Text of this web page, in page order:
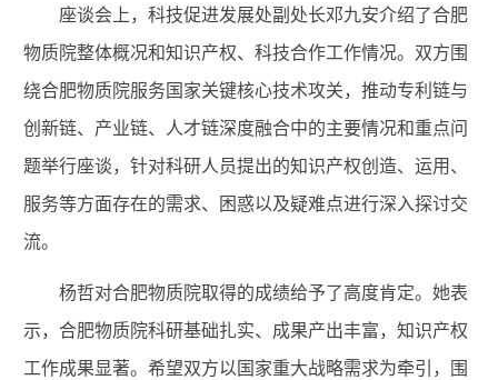
座谈会上，科技促进发展处副处长邓九安介绍了合肥
物质院整体概况和知识产权、科技合作工作情况。双方围
绕合肥物质院服务国家关键核心技术攻关，推动专利链与
创新链、产业链、人才链深度融合中的主要情况和重点问
题举行座谈，针对科研人员提出的知识产权创造、运用、
服务等方面存在的需求、困惑以及疑难点进行深入探讨交
流。
杨哲对合肥物质院取得的成绩给予了高度肯定。她表
示，合肥物质院科研基础扎实、成果产出丰富，知识产权
工作成果显著。希望双方以国家重大战略需求为牵引，围